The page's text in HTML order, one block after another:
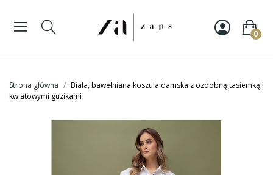
0
Strona główna
Biała, bawełniana koszula damska z ozdobną tasiemką i
kwiatowymi guzikami